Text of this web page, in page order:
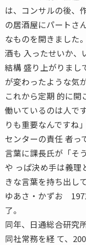
は、コンサルの後、
の居酒屋にパートさ
なものを開きました。
酒も 入ったせいか、
結構 盛り上がりまし
が変わったような気
これから定期 的に
働いているのは人で
りも重要なんです
センターの責任 者
言葉に課長氏が「そ
や っぱ決め手は義理
きな言葉を持ち出し
ゆあさ・かずお
了。
同年、日通総合研究
同社常務を経 て、